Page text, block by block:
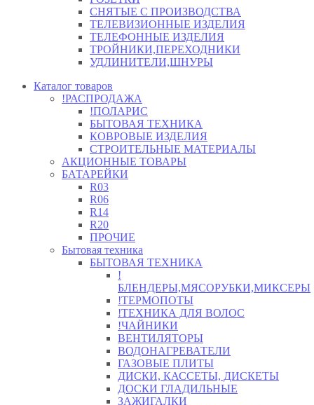
СНЯТЫЕ С ПРОИЗВОДСТВА
ТЕЛЕВИЗИОННЫЕ ИЗДЕЛИЯ
ТЕЛЕФОННЫЕ ИЗДЕЛИЯ
ТРОЙНИКИ,ПЕРЕХОДНИКИ
УДЛИНИТЕЛИ,ШНУРЫ
Каталог товаров
!РАСПРОДАЖА
!ПОЛАРИС
БЫТОВАЯ ТЕХНИКА
КОВРОВЫЕ ИЗДЕЛИЯ
СТРОИТЕЛЬНЫЕ МАТЕРИАЛЫ
АКЦИОННЫЕ ТОВАРЫ
БАТАРЕЙКИ
R03
R06
R14
R20
ПРОЧИЕ
Бытовая техника
БЫТОВАЯ ТЕХНИКА
!
БЛЕНДЕРЫ,МЯСОРУБКИ,МИКСЕРЫ
!ТЕРМОПОТЫ
!ТЕХНИКА ДЛЯ ВОЛОС
!ЧАЙНИКИ
ВЕНТИЛЯТОРЫ
ВОДОНАГРЕВАТЕЛИ
ГАЗОВЫЕ ПЛИТЫ
ДИСКИ, КАССЕТЫ, ДИСКЕТЫ
ДОСКИ ГЛАДИЛЬНЫЕ
ЗАЖИГАЛКИ